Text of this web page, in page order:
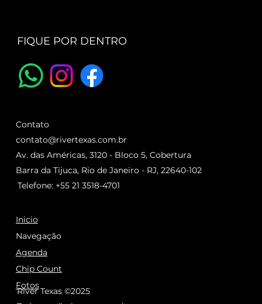
FIQUE POR DENTRO
Inicio
Agenda
Chip Count
Navegação
Fotos
River Texas ©2025
Contato
contato@rivertexas.com.br
Telefone: +55 21 3518-4701
Av. das Américas, 3120 - Bloco 5, Cobertura
Barra da Tijuca, Rio de Janeiro - RJ, 22640-102